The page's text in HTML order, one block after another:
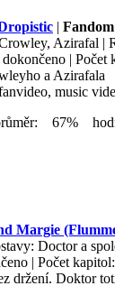
|
Azirafal |
| Počet
a Azirafala
music
67%
Margie
Doctor a
| Počet
držení. Doktor